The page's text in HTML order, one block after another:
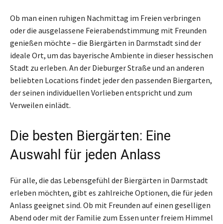
Ob man einen ruhigen Nachmittag im Freien verbringen
oder die ausgelassene Feierabendstimmung mit Freunden
genießen möchte – die Biergärten in Darmstadt sind der
ideale Ort, um das bayerische Ambiente in dieser hessischen
Stadt zu erleben. An der Dieburger Straße und an anderen
beliebten Locations findet jeder den passenden Biergarten,
der seinen individuellen Vorlieben entspricht und zum
Verweilen einlädt.
Die besten Biergärten: Eine
Auswahl für jeden Anlass
Für alle, die das Lebensgefühl der Biergärten in Darmstadt
erleben möchten, gibt es zahlreiche Optionen, die für jeden
Anlass geeignet sind. Ob mit Freunden auf einen geselligen
Abend oder mit der Familie zum Essen unter freiem Himmel